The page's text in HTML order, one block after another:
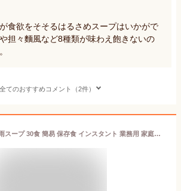
食欲をそそるはるさめスープはいかがで
担々麵風など8種類が味わえ飽きないの
全てのおすすめコメント（2件）
ひかり味噌 春雨スープ 30食 簡易 保存食 インスタント 業務用 家庭用 Soup 18kcal 低カロリー 健康 美容 ダイエット ヘルシー 即席 アレンジ